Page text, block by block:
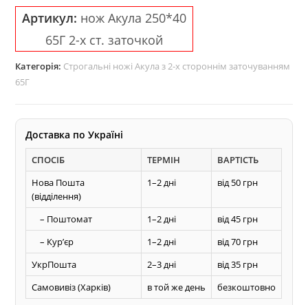
65Г
250*40*3
ст.
Артикул: нож Акула 250*40
65Г 2-х ст. заточкой
Категорія: Строгальні ножі Акула з 2-х стороннім заточуванням
65Г
Доставка по Україні
СПОСІБ ТЕРМІН
ВАРТІСТЬ
Нова Пошта
(відділення)
1–2 дні від 50 грн
– Поштомат 1–2 дні
від 45 грн
– Курʼєр
1–2 дні
від 70 грн
УкрПошта
2–3 дні
від 35 грн
Самовивіз (Харків)
в той же день безкоштовно